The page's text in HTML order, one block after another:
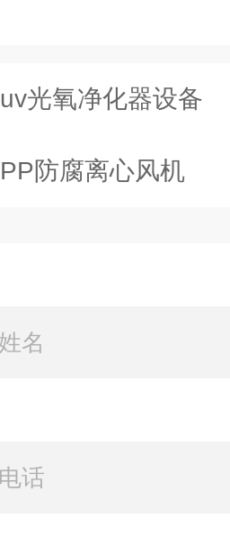
uv光氧净化器设备
PP防腐离心风机